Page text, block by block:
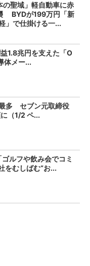
の聖域」軽自動車に赤
BYDが199万円「新
」で仕掛ける一...
1.8兆円を支えた「O
体メー...
多 セブン元取締役
（1/2 ペ...
ルフや飲み会でコミ
をむしばむ“お...